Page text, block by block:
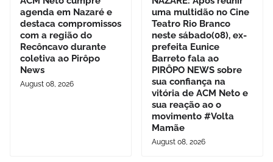
agenda em Nazaré e
destaca compromissos
com a região do
Recôncavo durante
coletiva ao Pirôpo
News
August 08, 2026
uma multidão no Cine
Teatro Rio Branco
neste sábado(08), ex-
prefeita Eunice
Barreto fala ao
PIRÔPO NEWS sobre
sua confiança na
vitória de ACM Neto e
sua reação ao o
movimento #Volta
Mamãe
August 08, 2026